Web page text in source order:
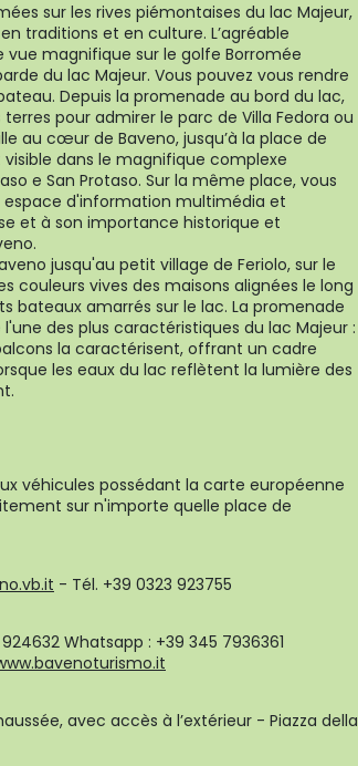
sur les rives piémontaises du lac Majeur,
traditions et en culture. L’agréable
magnifique sur le golfe Borromée
du lac Majeur. Vous pouvez vous rendre
Depuis la promenade au bord du lac,
pour admirer le parc de Villa Fedora ou
au cœur de Baveno, jusqu’à la place de
dans le magnifique complexe
e San Protaso. Sur la même place, vous
espace d'information multimédia et
et à son importance historique et
jusqu'au petit village de Feriolo, sur le
couleurs vives des maisons alignées le long
bateaux amarrés sur le lac. La promenade
des plus caractéristiques du lac Majeur :
la caractérisent, offrant un cadre
les eaux du lac reflètent la lumière des
véhicules possédant la carte européenne
sur n'importe quelle place de
- Tél. +39 0323 923755
Whatsapp : +39 345 7936361
avec accès à l’extérieur - Piazza della